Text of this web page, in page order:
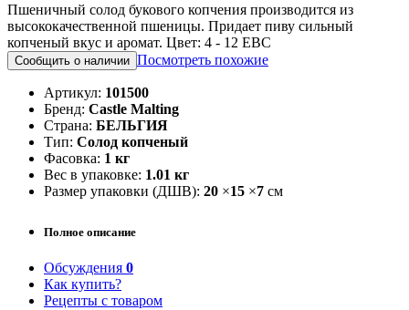
Пшеничный солод букового копчения производится из
высококачественной пшеницы. Придает пиву сильный
копченый вкус и аромат. Цвет: 4 - 12 EBC
Сообщить о наличии Посмотреть похожие
Артикул: 101500
Бренд: Castle Malting
Страна: БЕЛЬГИЯ
Тип: Солод копченый
Фасовка: 1 кг
Вес в упаковке: 1.01 кг
Размер упаковки (ДШВ): 20 ×15 ×7 см
Полное описание
Обсуждения 0
Как купить?
Рецепты с товаром